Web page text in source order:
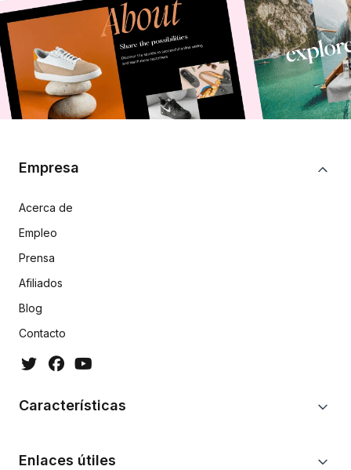
Empresa
Acerca de
Empleo
Prensa
Afiliados
Blog
Contacto
Características
Enlaces útiles